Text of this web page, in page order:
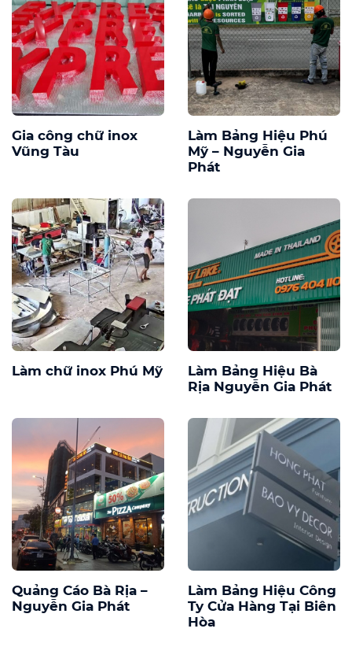
Gia công chữ inox
Vũng Tàu
Làm Bảng Hiệu Phú
Mỹ – Nguyễn Gia
Phát
Làm chữ inox Phú Mỹ
Làm Bảng Hiệu Bà
Rịa Nguyễn Gia Phát
Quảng Cáo Bà Rịa –
Nguyễn Gia Phát
Làm Bảng Hiệu Công
Ty Cửa Hàng Tại Biên
Hòa